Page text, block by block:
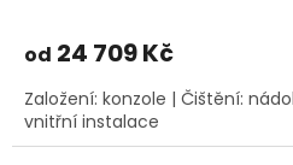
od 24 709 Kč
Založení: konzole | Čištění:
vnitřní instalace